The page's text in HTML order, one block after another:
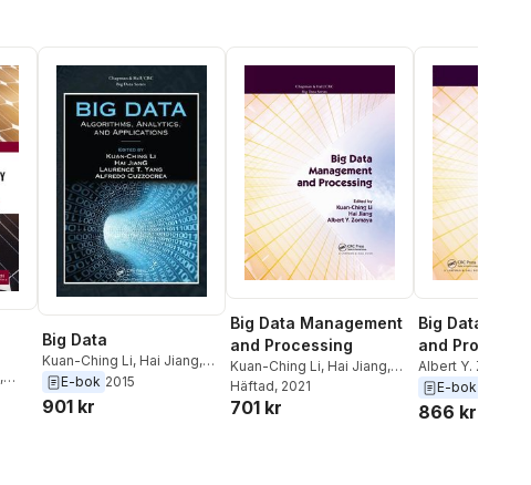
,
Big Data
Kuan-Ching Li, Hai Jiang,
Laurence T. Yang
Cuzzocrea
E-bok 2015
901 kr
Big Data Management
and Processing
Kuan-Ching Li, Hai Jiang,
Albert Y. Zomaya
Häftad, 2021
701 kr
Big Data
and
Albert Y. Zomaya
Jiang,Kuan-
E-bok
866 kr